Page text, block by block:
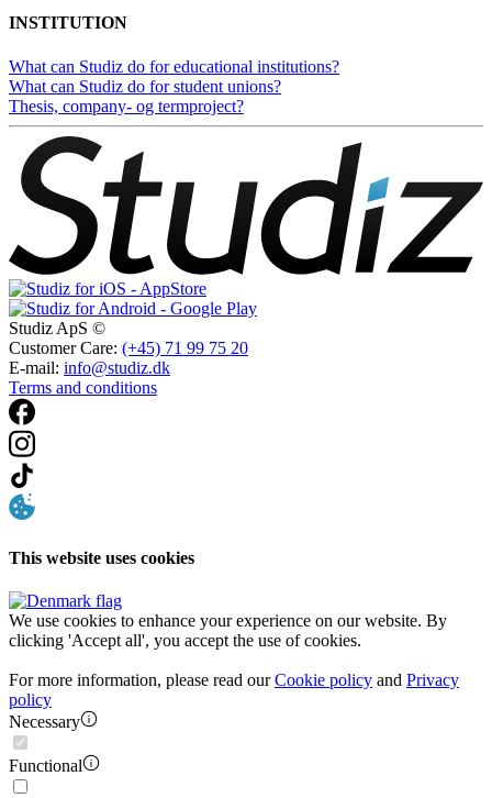
INSTITUTION
What can Studiz do for educational institutions?
What can Studiz do for student unions?
Thesis, company- og termproject?
Studiz ApS ©
Customer Care: (+45) 71 99 75 20
E-mail: info@studiz.dk
Terms and conditions
This website uses cookies
We use cookies to enhance your experience on our website. By
clicking 'Accept all', you accept the use of cookies.
For more information, please read ourCookie policy and Privacy
policy
Necessary
Functional